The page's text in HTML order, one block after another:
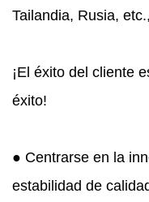
Tailandia, Rusia,
¡El éxito del cliente
éxito!
● Centrarse en la
estabilidad de